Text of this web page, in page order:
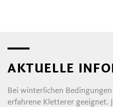
AKTUELLE
Bei winterlichen
erfahrene Kletterer geeignet.